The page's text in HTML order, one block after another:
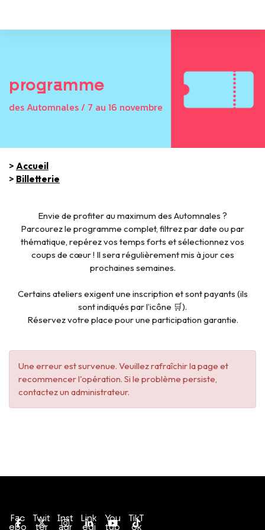
programme
des Automnales / 7 au 16 novembre
> Accueil
> Billetterie
Envie de profiter au maximum des Automnales ?
Parcourez le programme complet, filtrez par date ou par
thématique, repérez vos temps forts et sélectionnez vos
coups de cœur ! Il sera régulièrement mis à jour ces
prochaines semaines.
Certains ateliers exigent une inscription et sont payants (ils
sont indiqués par l’icône 🛒).
Réservez votre place pour une participation garantie.
Une erreur est survenue. Veuillez rafraîchir la page et
recommencer l'opération. Si le problème persiste,
contactez un administrateur.
Fac
ebo
Twit
ter
Inst
agr
Link
edi
You
tub
TikT
ok